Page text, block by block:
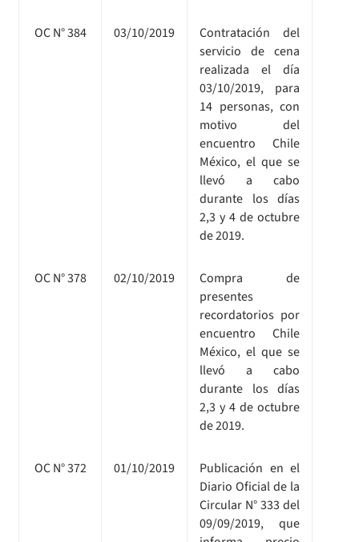
OC N° 384 03/10/2019
Contratación del
servicio de cena
realizada el día
03/10/2019, para
14 personas, con
motivo del
encuentro Chile
México, el que se
llevó a cabo
durante los días
2,3 y 4 de octubre
de 2019.
OC N° 378 02/10/2019
Compra de
presentes
recordatorios por
encuentro Chile
México, el que se
llevó a cabo
durante los días
2,3 y 4 de octubre
de 2019.
OC N° 372 01/10/2019
Publicación en el
Diario Oficial de la
Circular N° 333 del
09/09/2019, que